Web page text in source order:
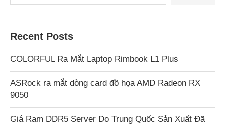
Recent Posts
COLORFUL Ra Mắt Laptop Rimbook L1 Plus
ASRock ra mắt dòng card đồ họa AMD Radeon RX
9050
Giá Ram DDR5 Server Do Trung Quốc Sản Xuất Đã